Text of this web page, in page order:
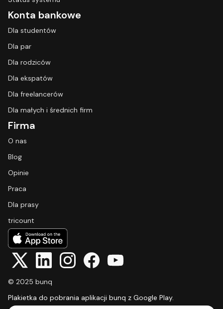
Konta bankowe
Dla studentów
Dla par
Dla rodziców
Dla ekspatów
Dla freelancerów
Dla małych i średnich firm
Firma
O nas
Blog
Opinie
Praca
Dla prasy
tricount
© 2025 bunq
Plakietka do pobrania aplikacji bunq z Google Play.